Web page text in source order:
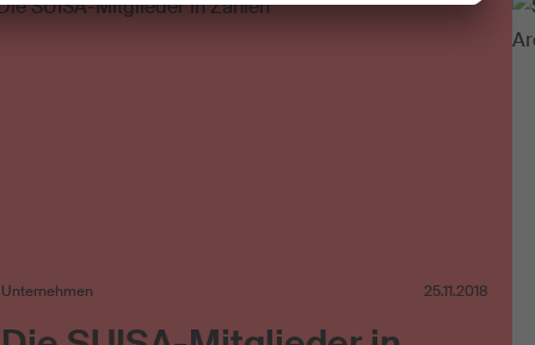
Unternehmen 25.11.2018